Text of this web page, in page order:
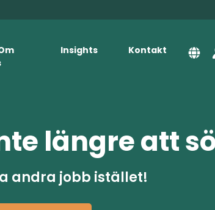
Insights Kontakt
längre att
andra jobb istället!